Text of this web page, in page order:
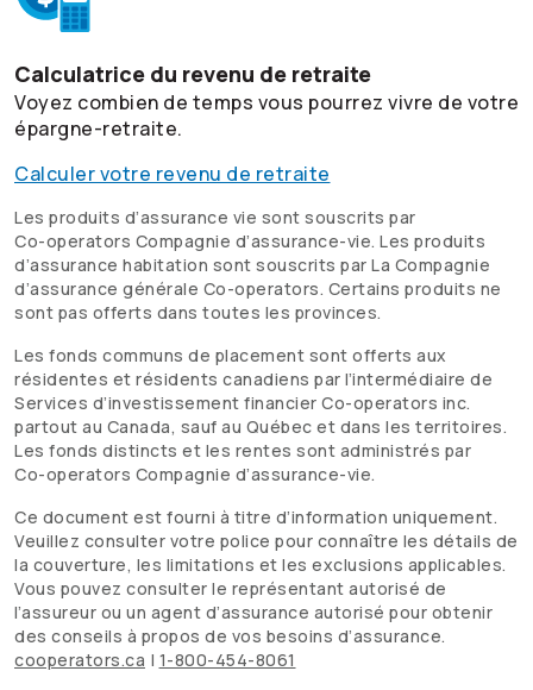
Calculatrice du revenu de retraite
Voyez combien de temps vous pourrez vivre de votre
épargne-retraite.
Calculer votre revenu de retraite
Les produits d’assurance vie sont souscrits par
Co-operators Compagnie d’assurance-vie. Les produits
d’assurance habitation sont souscrits par La Compagnie
d’assurance générale Co-operators. Certains produits ne
sont pas offerts dans toutes les provinces.
Les fonds communs de placement sont offerts aux
résidentes et résidents canadiens par l’intermédiaire de
Services d’investissement financier Co-operators inc.
partout au Canada, sauf au Québec et dans les territoires.
Les fonds distincts et les rentes sont administrés par
Co-operators Compagnie d’assurance-vie.
Ce document est fourni à titre d’information uniquement.
Veuillez consulter votre police pour connaître les détails de
la couverture, les limitations et les exclusions applicables.
Vous pouvez consulter le représentant autorisé de
l’assureur ou un agent d’assurance autorisé pour obtenir
des conseils à propos de vos besoins d’assurance.
cooperators.ca | 1-800-454-8061